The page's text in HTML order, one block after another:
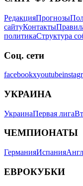
РедакцияПрогнозы
сайтуКонтакты
политикаСтруктура
Соц. сети
facebookxyoutube
УКРАИНА
УкраинаПервая лига
ЧЕМПИОНАТЫ
ГерманияИспания
ЕВРОКУБКИ